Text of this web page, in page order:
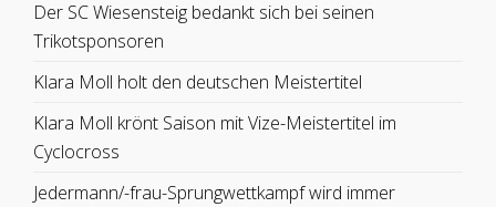
Der SC Wiesensteig bedankt sich bei seinen
Trikotsponsoren
Klara Moll holt den deutschen Meistertitel
Klara Moll krönt Saison mit Vize-Meistertitel im
Cyclocross
Jedermann/-frau-Sprungwettkampf wird immer